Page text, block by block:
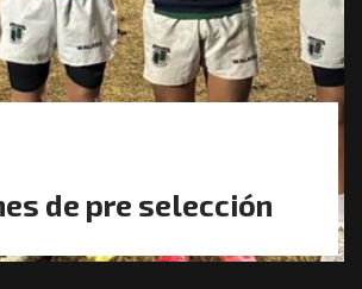
de pre selección